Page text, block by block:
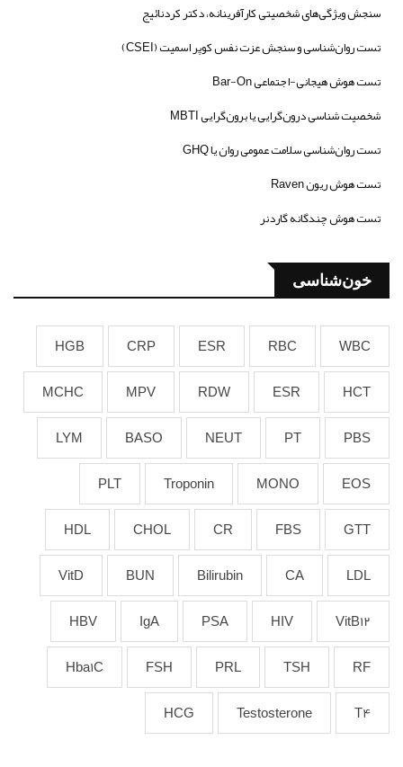
سنجش ویژگی‌های شخصیتی کارآفرینانه، دکتر کردنائیج
تست روان‌شناسی و سنجش عزت نفس کوپر اسمیت (CSEI)
تست هوش هیجانی-اجتماعی Bar-On
شخصیت شناسی درون‌گرایی یا برون‌گرایی MBTI
تست روان‌شناسی سلامت عمومی روان یا GHQ
تست هوش ریون Raven
تست هوش چندگانه گاردنر
خون‌شناسی
WBC
RBC
ESR
CRP
HGB
HCT
ESR
RDW
MPV
MCHC
PBS
PT
NEUT
BASO
LYM
EOS
MONO
Troponin
PLT
GTT
FBS
CR
CHOL
HDL
LDL
CA
Bilirubin
BUN
VitD
VitB12
HIV
PSA
IgA
HBV
RF
TSH
PRL
FSH
Hba1C
T4
Testosterone
HCG